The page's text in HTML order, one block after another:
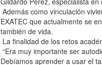
Además como vinculación
EXATEC que actualmente se
también de vida.
La finalidad de los retos
“Era muy importante ser
Debíamos aprender a usar el